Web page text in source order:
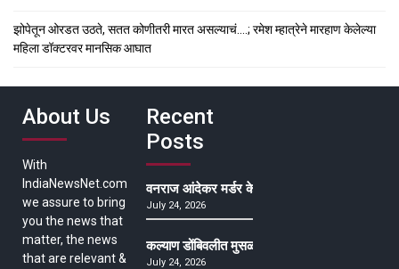
झोपेतून ओरडत उठते, सतत कोणीतरी मारत असल्याचं….; रमेश म्हात्रेने मारहाण केलेल्या
महिला डॉक्टरवर मानसिक आघात
About Us
With
IndiaNewsNet.com
we assure to bring
you the news that
matter, the news
that are relevant &
Recent
Posts
वनराज आंदेकर मर्डर केसमधील साक्षीदाराची हत्या,
July 24, 2026
कल्याण डोंबिवलीत मुसळधार ते अतिमुसळधार पाऊस,
July 24, 2026